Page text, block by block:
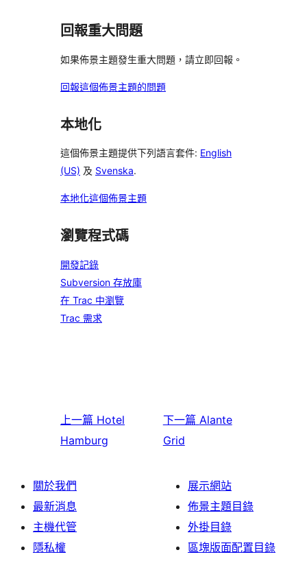
回報重大問題
如果佈景主題發生重大問題，請立即回報。
回報這個佈景主題的問題
本地化
這個佈景主題提供下列語言套件: English
(US) 及 Svenska.
本地化這個佈景主題
瀏覽程式碼
開發記錄
Subversion 存放庫
在 Trac 中瀏覽
Trac 需求
上一篇 Hotel
Hamburg
下一篇 Alante
Grid
關於我們
最新消息
主機代管
隱私權
展示網站
佈景主題目錄
外掛目錄
區塊版面配置目錄